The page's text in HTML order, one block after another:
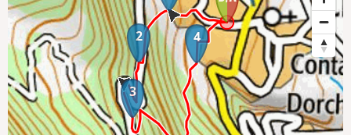
2
3
4